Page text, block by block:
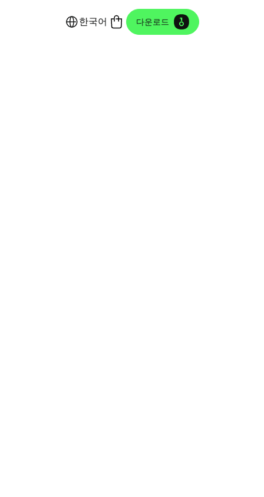
한국어 다운로드